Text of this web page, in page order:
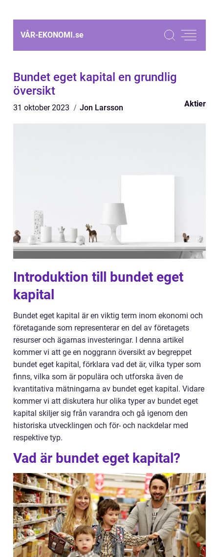
VÅR-EKONOMI.se
Bundet eget kapital en grundlig
översikt
31 oktober 2023 Jon Larsson Aktier
Introduktion till bundet eget
kapital
Bundet eget kapital är en viktig term inom ekonomi och
företagande som representerar en del av företagets
resurser och ägarnas investeringar. I denna artikel
kommer vi att ge en noggrann översikt av begreppet
bundet eget kapital, förklara vad det är, vilka typer som
finns, vilka som är populära och utforska även de
kvantitativa mätningarna av bundet eget kapital. Vidare
kommer vi att diskutera hur olika typer av bundet eget
kapital skiljer sig från varandra och gå igenom den
historiska utvecklingen och för- och nackdelar med
respektive typ.
Vad är bundet eget kapital?